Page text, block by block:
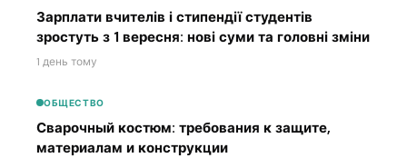
Зарплати вчителів і стипендії студентів
зростуть з 1 вересня: нові суми та головні зміни
1 день тому
ОБЩЕСТВО
Сварочный костюм: требования к защите,
материалам и конструкции